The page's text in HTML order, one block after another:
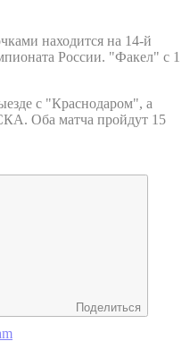
находится на 14-й
России. "Факел" с 1
с "Краснодаром", а
Оба матча пройдут 15
Поделиться